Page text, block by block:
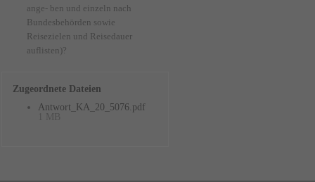
ange- ben und einzeln nach
Bundesbehörden sowie
Reisezielen und Reisedauer
auflisten)?
Zugeordnete Dateien
Antwort_KA_20_5076.pdf
1 MB